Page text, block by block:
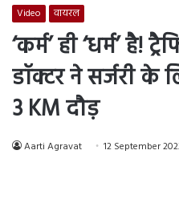
Video वायरल
‘कर्म’ ही ‘धर्म’ है!
डॉक्टर ने सर्जरी के
3 KM दौड़
Aarti Agravat 12 September